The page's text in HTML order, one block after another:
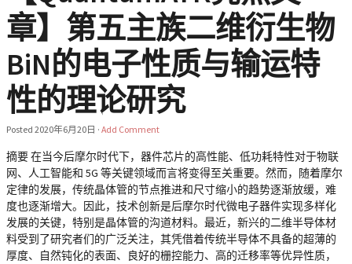
章】第五主族二维衍生物
BiN的电子性质与输运特
性的理论研究
Posted 2020年6月20日 · Add Comment
摘要 在当今后摩尔时代下，器件芯片的高性能、低功耗特性对于物联
网、人工智能和 5G 等关键领域而言将变得至关重要。然而，随着摩尔
定律的发展，传统晶体管的节点推进和尺寸缩小的趋势逐渐放缓，难
度也逐渐增大。因此，技术创新是后摩尔时代微电子器件实现多样化
发展的关键，特别是晶体管的沟道材料。最近，新兴的二维半导体材
料受到了研究者们的广泛关注，其凭借着传统半导体不具备的超薄的
厚度、自然钝化的表面、良好的栅控能力、高的迁移率等优异性质，